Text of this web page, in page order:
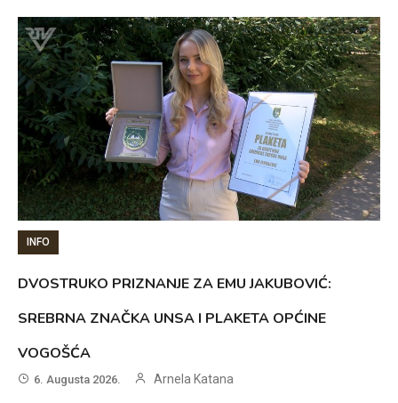
INFO
DVOSTRUKO PRIZNANJE ZA EMU JAKUBOVIĆ:
SREBRNA ZNAČKA UNSA I PLAKETA OPĆINE
VOGOŠĆA
6. Augusta 2026. Arnela Katana